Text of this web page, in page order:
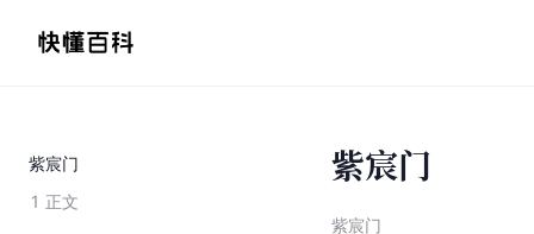
紫宸门
1 正文
紫宸门
紫宸门